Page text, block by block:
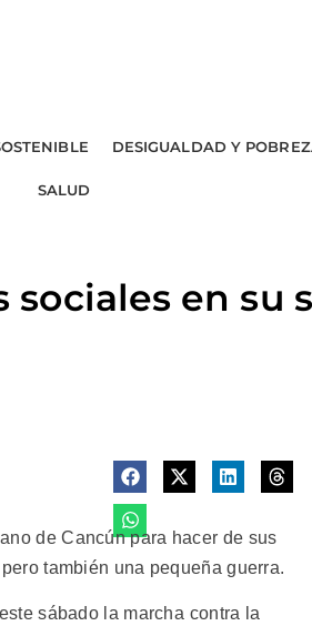
DESIGUALDAD Y
SALUD
sociales en su
de Cancún para hacer de sus
también una pequeña guerra.
sábado la marcha contra la